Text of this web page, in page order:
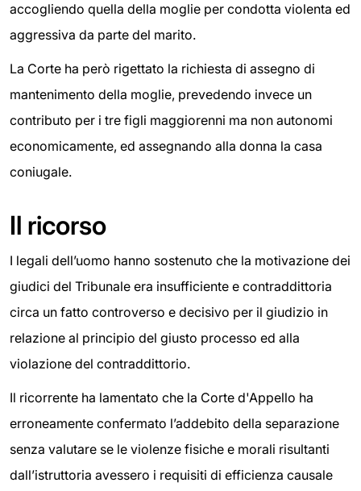
accogliendo quella della moglie per condotta violenta ed
aggressiva da parte del marito.
La Corte ha però rigettato la richiesta di assegno di
mantenimento della moglie, prevedendo invece un
contributo per i tre figli maggiorenni ma non autonomi
economicamente, ed assegnando alla donna la casa
coniugale.
Il ricorso
I legali dell’uomo hanno sostenuto che la motivazione dei
giudici del Tribunale era insufficiente e contraddittoria
circa un fatto controverso e decisivo per il giudizio in
relazione al principio del giusto processo ed alla
violazione del contraddittorio.
Il ricorrente ha lamentato che la Corte d'Appello ha
erroneamente confermato l’addebito della separazione
senza valutare se le violenze fisiche e morali risultanti
dall’istruttoria avessero i requisiti di efficienza causale